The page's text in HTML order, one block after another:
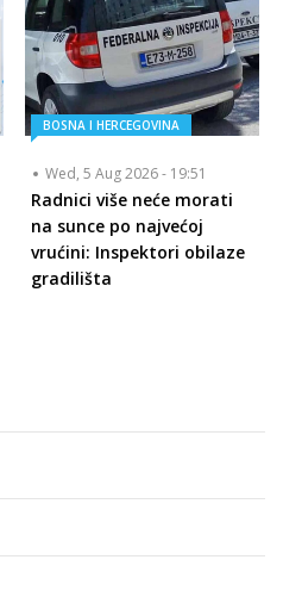
BOSNA I HERCEGOVINA
Wed, 5 Aug 2026 - 19:51
Radnici više neće morati
na sunce po najvećoj
vrućini: Inspektori obilaze
gradilišta